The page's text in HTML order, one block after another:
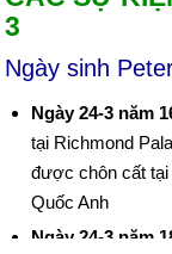
3
Ngày sinh
Ngày 24-3 năm
tại Richmond
được chôn cất
Quốc Anh
Ngày 24-3 năm